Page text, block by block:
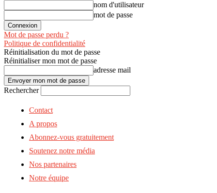
nom d'utilisateur
mot de passe
Mot de passe perdu ?
Politique de confidentialité
Réinitialisation du mot de passe
Réinitialiser mon mot de passe
adresse mail
Rechercher
Contact
A propos
Abonnez-vous gratuitement
Soutenez notre média
Nos partenaires
Notre équipe